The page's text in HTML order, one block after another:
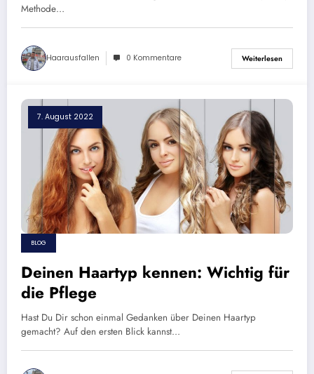
Methode…
Haarausfallen 0 Kommentare Weiterlesen
7. August 2022
BLOG
Deinen Haartyp kennen: Wichtig für
die Pflege
Hast Du Dir schon einmal Gedanken über Deinen Haartyp
gemacht? Auf den ersten Blick kannst…